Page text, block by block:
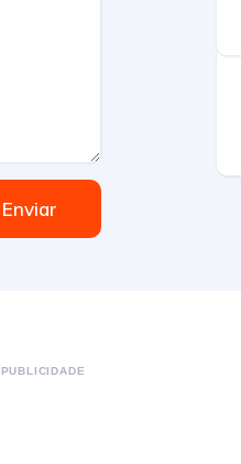
Enviar
PUBLICIDADE